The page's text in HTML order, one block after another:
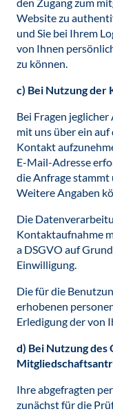
Website zu
und Sie bei Ihrem
von Ihnen
zu können.
c) Bei Nutzung
Bei Fragen
mit uns über ein
Kontakt
E-Mail-Adresse
die Anfrage stammt
Weitere Angaben
Die
Kontaktaufnahme
a DSGVO auf
Einwilligung.
Die für die
erhobenen
Erledigung der von
d) Bei Nutzung
Ihre abgefragten
zunächst für die